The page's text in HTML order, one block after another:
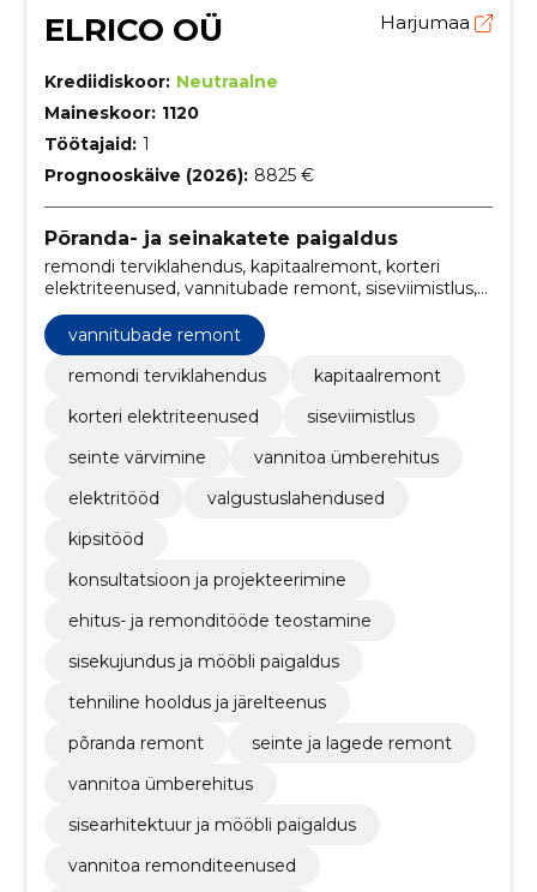
ELRICO OÜ Harjumaa
Krediidiskoor: Neutraalne
Maineskoor: 1120
Töötajaid: 1
Prognooskäive (2026): 8825 €
Põranda- ja seinakatete paigaldus
remondi terviklahendus, kapitaalremont, korteri
elektriteenused, vannitubade remont, siseviimistlus,
seinte värvimine, vannitoa ümberehitus, elektritööd,
valgustuslahendused, kipsitööd
vannitubade remont
remondi terviklahendus
kapitaalremont
korteri elektriteenused
siseviimistlus
seinte värvimine
vannitoa ümberehitus
elektritööd
valgustuslahendused
kipsitööd
konsultatsioon ja projekteerimine
ehitus- ja remonditööde teostamine
sisekujundus ja mööbli paigaldus
tehniline hooldus ja järelteenus
põranda remont
seinte ja lagede remont
vannitoa ümberehitus
sisearhitektuur ja mööbli paigaldus
vannitoa remonditeenused